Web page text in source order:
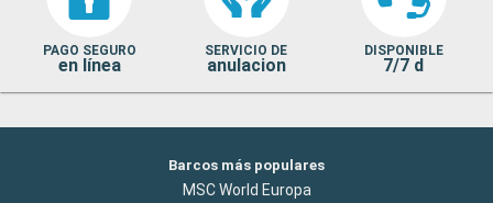
PAGO SEGURO
en línea
SERVICIO DE
anulacion
DISPONIBLE
7/7 d
Barcos más populares
MSC World Europa